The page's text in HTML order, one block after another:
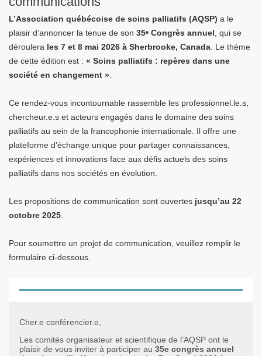
L’Association québécoise de soins palliatifs (AQSP) a le
plaisir d’annoncer la tenue de son 35ᵉ Congrès annuel , qui se
déroulera les 7 et 8 mai 2026 à Sherbrooke, Canada . Le thème
de cette édition est : « Soins palliatifs : repères dans une
société en changement »
Ce rendez-vous incontournable rassemble les professionnel.le.s,
chercheur.e.s et acteurs engagés dans le domaine des soins
palliatifs au sein de la francophonie internationale. Il offre une
plateforme d’échange unique pour partager connaissances,
expériences et innovations face aux défis actuels des soins
palliatifs dans nos sociétés en évolution.
Les propositions de communication sont ouvertes jusqu’au 22
octobre 2025
Pour soumettre un projet de communication, veuillez remplir le
formulaire ci-dessous.